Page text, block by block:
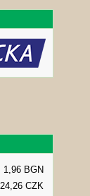
1,96 BGN
24,26 CZK